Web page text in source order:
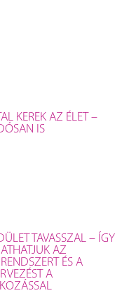
KEREK AZ ÉLET –
IS
TAVASSZAL – ÍGY
AZ
ÉS A
A